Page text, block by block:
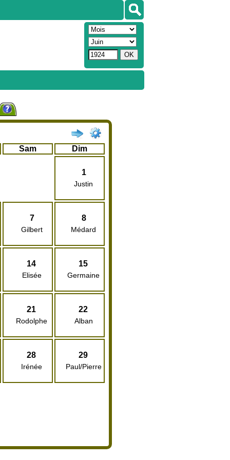
Sam Dim
1
Justin
7
Gilbert
8
Médard
14
Elisée
15
Germaine
21
Rodolphe
22
Alban
28
Irénée
29
Paul/Pierre